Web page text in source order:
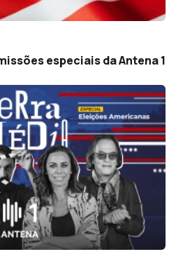
especiais da Antena 1